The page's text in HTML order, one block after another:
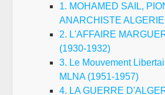
1. MOHAMED SAIL,
ANARCHISTE
2. L'AFFAIRE
(1930-1932)
3. Le Mouvement
MLNA (1951-1957)
4. LA GUERRE